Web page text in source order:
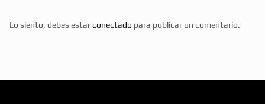
Lo siento, debes estarconectado para publicar un comentario.